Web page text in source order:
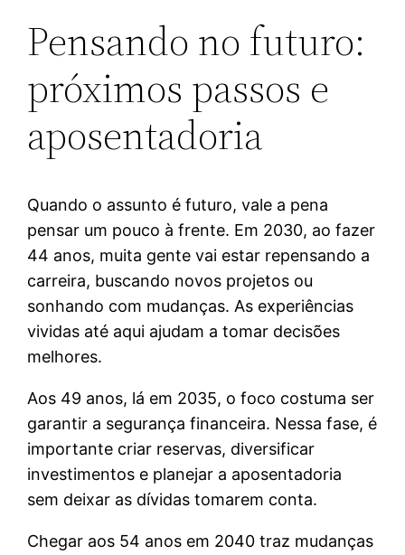
Pensando no futuro:
próximos passos e
aposentadoria
Quando o assunto é futuro, vale a pena
pensar um pouco à frente. Em 2030, ao fazer
44 anos, muita gente vai estar repensando a
carreira, buscando novos projetos ou
sonhando com mudanças. As experiências
vividas até aqui ajudam a tomar decisões
melhores.
Aos 49 anos, lá em 2035, o foco costuma ser
garantir a segurança financeira. Nessa fase, é
importante criar reservas, diversificar
investimentos e planejar a aposentadoria
sem deixar as dívidas tomarem conta.
Chegar aos 54 anos em 2040 traz mudanças